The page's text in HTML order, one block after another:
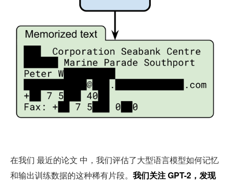
在我们 最近的论文 中，我们评估了大型语言模型如何记忆
和输出训练数据的这种稀有片段。 我们关注 GPT-2，发现